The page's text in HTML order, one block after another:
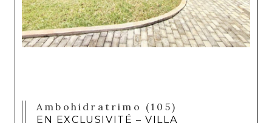
Ambohidratrimo (105)
EN EXCLUSIVITÉ – VILLA